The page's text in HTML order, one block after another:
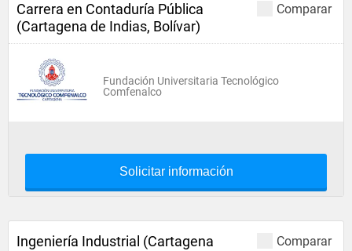
Comparar
Carrera en Contaduría Pública
(Cartagena de Indias, Bolívar)
Fundación Universitaria Tecnológico
Comfenalco
Solicitar información
Comparar
Ingeniería Industrial (Cartagena